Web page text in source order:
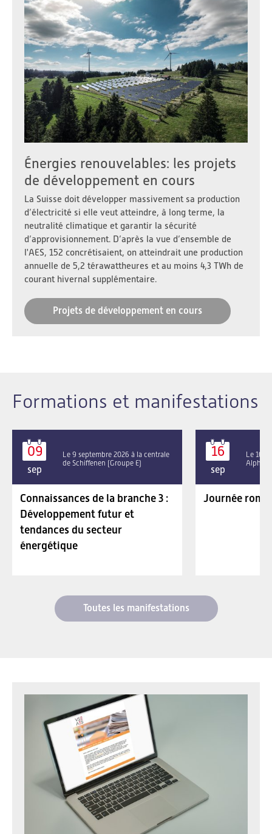
Énergies renouvelables: les projets
de développement en cours
La Suisse doit développer massivement sa production
d’électricité si elle veut atteindre, à long terme, la
neutralité climatique et garantir la sécurité
d’approvisionnement. D’après la vue d’ensemble de
l'AES, 152 concrétisaient, on atteindrait une production
annuelle de 5,2 térawattheures et au moins 4,3 TWh de
courant hivernal supplémentaire.
Projets de développement en cours
Formations et manifestations
09
sep
Le 9 septembre 2026 à la centrale
de Schiffenen (Groupe E)
Connaissances de la branche 3 :
Développement futur et
tendances du secteur
énergétique
16
sep
Le 16
Alpha
Journée
Toutes les manifestations